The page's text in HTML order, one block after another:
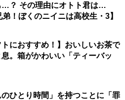
…？ その理由にオトト君は…
弟！ぼくのニイニは高校生・3】
トにおすすめ！】おいしいお茶で
。箱がかわいい「ティーバッ
のひとり時間」を持つことに「罪